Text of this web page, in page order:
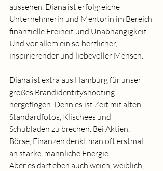
aussehen. Diana ist erfolgreiche
Unternehmerin und Mentorin im Bereich
finanzielle Freiheit und Unabhängigkeit.
Und vor allem ein so herzlicher,
inspirierender und liebevoller Mensch.
Diana ist extra aus Hamburg für unser
großes Brandidentityshooting
hergeflogen. Denn es ist Zeit mit alten
Standardfotos, Klischees und
Schubladen zu brechen. Bei Aktien,
Börse, Finanzen denkt man oft erstmal
an starke, männliche Energie.
Aber es darf eben auch weich, weiblich,